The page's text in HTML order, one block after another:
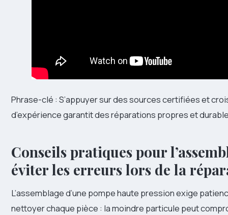
Phrase-clé : S’appuyer sur des sources certifiées et
d’expérience garantit des réparations propres et
Conseils pratiques pour
éviter les erreurs lors de la
L’assemblage d’une pompe haute pression exige
nettoyer chaque pièce : la moindre particule peut